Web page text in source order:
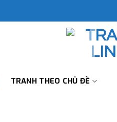
TRANH THEO CHỦ ĐỀ